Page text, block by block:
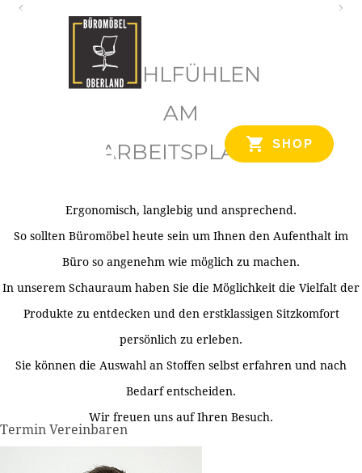
SHOP
WOHLFÜHLEN
AM
ARBEITSPLATZ
Ergonomisch, langlebig und ansprechend.
So sollten Büromöbel heute sein um Ihnen den Aufenthalt im
Büro so angenehm wie möglich zu machen.
In unserem Schauraum haben Sie die Möglichkeit die Vielfalt der
Produkte zu entdecken und den erstklassigen Sitzkomfort
persönlich zu erleben.
Sie können die Auswahl an Stoffen selbst erfahren und nach
Bedarf entscheiden.
Wir freuen uns auf Ihren Besuch.
Termin Vereinbaren